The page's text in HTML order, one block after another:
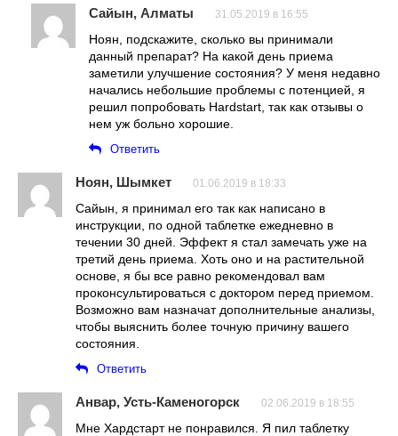
Сайын, Алматы 31.05.2019 в 16:55
Ноян, подскажите, сколько вы принимали
данный препарат? На какой день приема
заметили улучшение состояния? У меня недавно
начались небольшие проблемы с потенцией, я
решил попробовать Hardstart, так как отзывы о
нем уж больно хорошие.
Ответить
Ноян, Шымкет 01.06.2019 в 18:33
Сайын, я принимал его так как написано в
инструкции, по одной таблетке ежедневно в
течении 30 дней. Эффект я стал замечать уже на
третий день приема. Хоть оно и на растительной
основе, я бы все равно рекомендовал вам
проконсультироваться с доктором перед приемом.
Возможно вам назначат дополнительные анализы,
чтобы выяснить более точную причину вашего
состояния.
Ответить
Анвар, Усть-Каменогорск 02.06.2019 в 18:55
Мне Хардстарт не понравился. Я пил таблетку